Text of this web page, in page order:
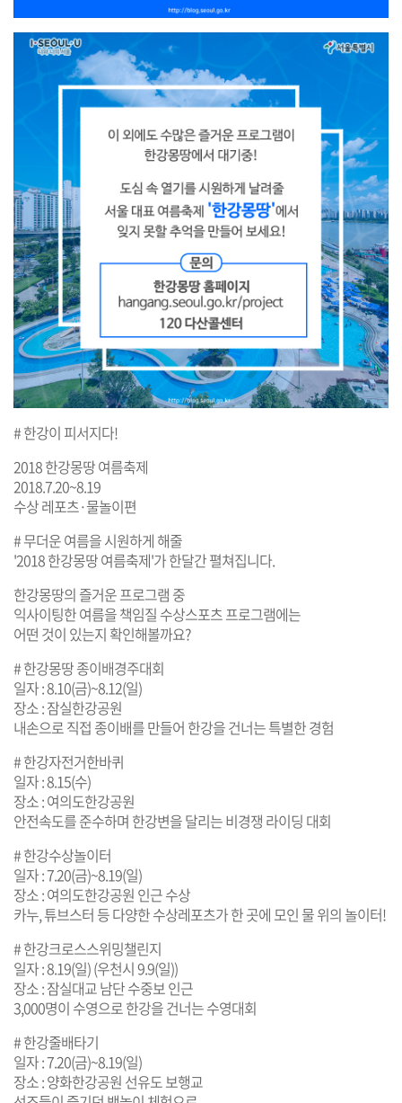
# 한강이 피서지다!
2018 한강몽땅 여름축제
2018.7.20~8.19
수상 레포츠·물놀이편
# 무더운 여름을 시원하게 해줄
'2018 한강몽땅 여름축제'가 한달간 펼쳐집니다.
한강몽땅의 즐거운 프로그램 중
익사이팅한 여름을 책임질 수상스포츠 프로그램에는
어떤 것이 있는지 확인해볼까요?
# 한강몽땅 종이배경주대회
일자 : 8.10(금)~8.12(일)
장소 : 잠실한강공원
내손으로 직접 종이배를 만들어 한강을 건너는 특별한 경험
# 한강자전거한바퀴
일자 : 8.15(수)
장소 : 여의도한강공원
안전속도를 준수하며 한강변을 달리는 비경쟁 라이딩 대회
# 한강수상놀이터
일자 : 7.20(금)~8.19(일)
장소 : 여의도한강공원 인근 수상
카누, 튜브스터 등 다양한 수상레포츠가 한 곳에 모인 물 위의 놀이터!
# 한강크로스스위밍챌린지
일자 : 8.19(일) (우천시 9.9(일))
장소 : 잠실대교 남단 수중보 인근
3,000명이 수영으로 한강을 건너는 수영대회
# 한강줄배타기
일자 : 7.20(금)~8.19(일)
장소 : 양화한강공원 선유도 보행교